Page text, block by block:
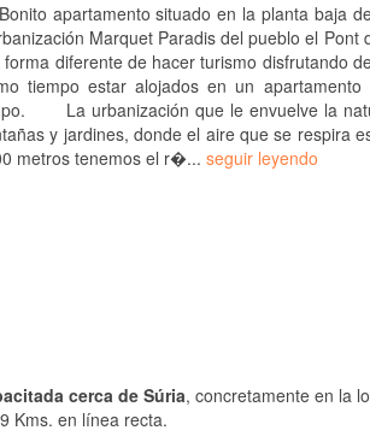
apartamento situado en la planta baja
Marquet Paradis del pueblo el Pont
forma diferente de hacer turismo disfrutando
tiempo estar alojados en un
La urbanización que le envuelve la
y jardines, donde el aire que se respira
metros tenemos el r�... seguir leyendo
cerca de Súria, concretamente en la
Kms. en línea recta.